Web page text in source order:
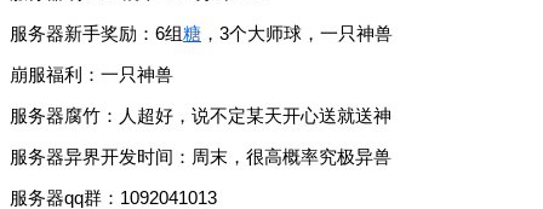
服务器新手奖励：6组糖 ，3个大师球，一只神兽
崩服福利：一只神兽
服务器腐竹：人超好，说不定某天开心送就送神
服务器异界开发时间：周末，很高概率究极异兽
服务器qq群：1092041013